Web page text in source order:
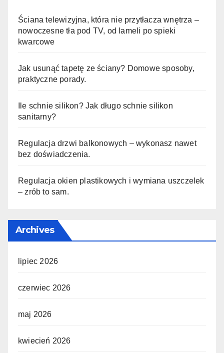
Ściana telewizyjna, która nie przytłacza wnętrza –
nowoczesne tła pod TV, od lameli po spieki
kwarcowe
Jak usunąć tapetę ze ściany? Domowe sposoby,
praktyczne porady.
Ile schnie silikon? Jak długo schnie silikon
sanitarny?
Regulacja drzwi balkonowych – wykonasz nawet
bez doświadczenia.
Regulacja okien plastikowych i wymiana uszczelek
– zrób to sam.
Archives
lipiec 2026
czerwiec 2026
maj 2026
kwiecień 2026